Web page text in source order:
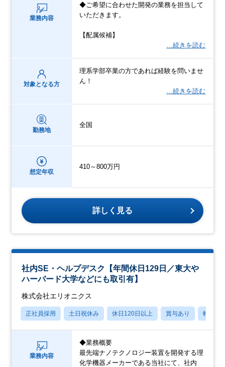
業務内容
◆ご希望に合わせた開発の業務を担当して
いただきます。
【配属候補】
…続きを読む
対象となる方
理系学部卒業の方であれば経験を問いませ
ん！
…続きを読む
勤務地
全国
想定年収
410～800万円
詳しく見る
社内SE・ヘルプデスク【年間休日129日／東大や
ハーバード大学などにも取引有】
株式会社エリオニクス
正社員採用 土日祝休み 休日120日以上 賞与あり 転勤な
業務内容
◆業務概要
最先端ナノテクノロジー装置を開発する理
化学機器メーカーである当社にて、社内